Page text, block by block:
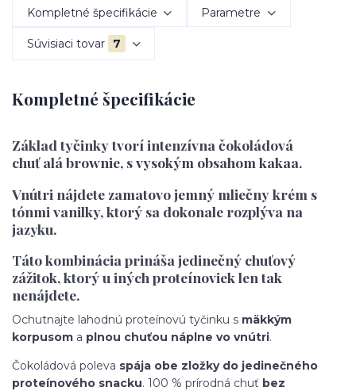
Kompletné špecifikácie Parametre
Súvisiaci tovar 7
Kompletné špecifikácie
Základ tyčinky tvorí intenzívna čokoládová
chuť alá brownie, s vysokým obsahom kakaa.
Vnútri nájdete zamatovo jemný mliečny krém s
tónmi vanilky, ktorý sa dokonale rozplýva na
jazyku.
Táto kombinácia prináša jedinečný chuťový
zážitok, ktorý u iných proteínoviek len tak
nenájdete.
Ochutnajte lahodnú proteínovú tyčinku s mäkkým
korpusom a plnou chuťou náplne vo vnútri.
Čokoládová poleva spája obe zložky do jedinečného
proteínového snacku. 100 % prírodná chuť bez